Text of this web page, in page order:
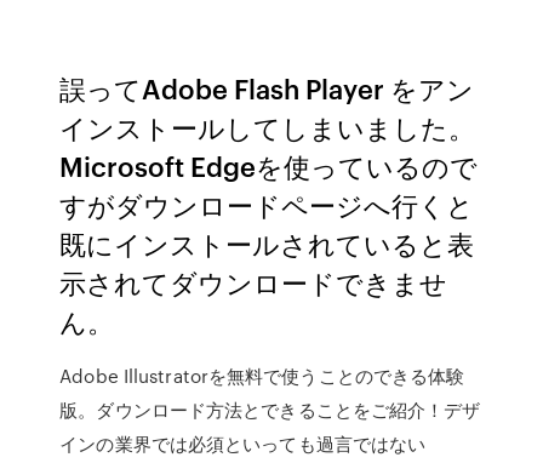
誤ってAdobe Flash Player をアン
インストールしてしまいました。
Microsoft Edgeを使っているので
すがダウンロードページへ行くと
既にインストールされていると表
示されてダウンロードできませ
ん。
Adobe Illustratorを無料で使うことのできる体験
版。ダウンロード方法とできることをご紹介！デザ
インの業界では必須といっても過言ではない